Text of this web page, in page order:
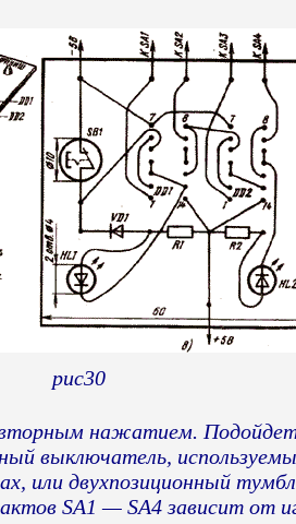
рис30
нажатием.
выключатель,
или двухпозиционный
SA1 — SA4 зависит от